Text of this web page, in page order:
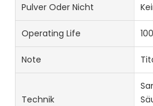
Pulver Oder Nicht
Operating Life
Note
Technik